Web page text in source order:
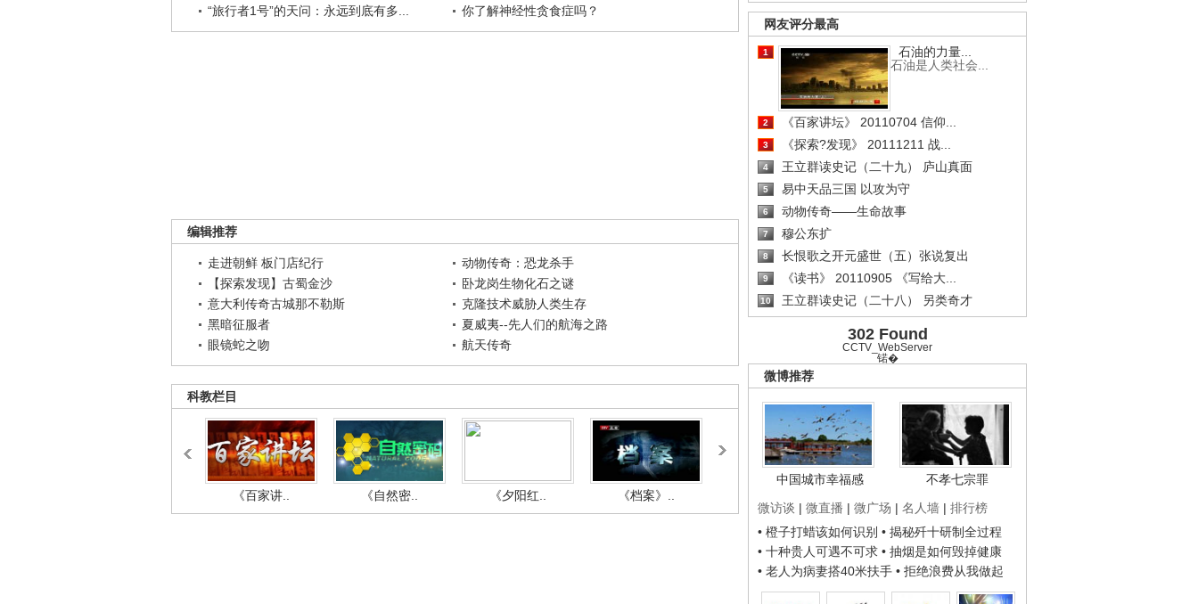
网友评分最高
1
石油的力量...
石油是人类社会...
2 《百家讲坛》 20110704 信仰...
3 《探索?发现》 20111211 战...
4 王立群读史记（二十九） 庐山真面
5 易中天品三国 以攻为守
6 动物传奇——生命故事
7 穆公东扩
8 长恨歌之开元盛世（五）张说复出
9 《读书》 20110905 《写给大...
10 王立群读史记（二十八） 另类奇才
302 Found
CCTV_WebServer
锘�
微博推荐
中国城市幸福感
不孝七宗罪
微访谈 | 微直播 | 微广场 | 名人墙 | 排行榜
• 橙子打蜡该如何识别 • 揭秘歼十研制全过程
• 十种贵人可遇不可求 • 抽烟是如何毁掉健康
• 老人为病妻搭40米扶手 • 拒绝浪费从我做起
“旅行者1号”的天问：永远到底有多...
你了解神经性贪食症吗？
编辑推荐
走进朝鲜 板门店纪行
动物传奇：恐龙杀手
【探索发现】古蜀金沙
卧龙岗生物化石之谜
意大利传奇古城那不勒斯
克隆技术威胁人类生存
黑暗征服者
夏威夷--先人们的航海之路
眼镜蛇之吻
航天传奇
科教栏目
《百家讲.. 《自然密.. 《夕阳红.. 《档案》..